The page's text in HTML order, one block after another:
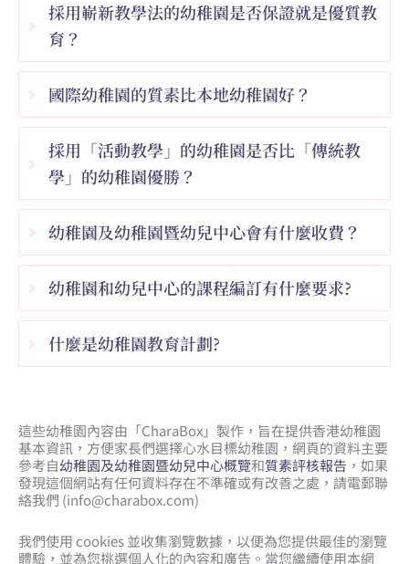
採用嶄新教學法的幼稚園是否保證就是優質教
育？
國際幼稚園的質素比本地幼稚園好？
採用「活動教學」的幼稚園是否比「傳統教
學」的幼稚園優勝？
幼稚園及幼稚園暨幼兒中心會有什麼收費？
幼稚園和幼兒中心的課程編訂有什麼要求?
什麼是幼稚園教育計劃?
這些幼稚園內容由「CharaBox」製作，旨在提供香港幼稚園
基本資訊，方便家長們選擇心水目標幼稚園，網頁的資料主要
參考自幼稚園及幼稚園暨幼兒中心概覽和質素評核報告 ，如果
發現這個網站有任何資料存在不準確或有改善之處，請電郵聯
絡我們 (info@charabox.com)
我們使用 cookies 並收集瀏覽數據，以便為您提供最佳的瀏覽
體驗，並為您挑選個人化的內容和廣告。當您繼續使用本網